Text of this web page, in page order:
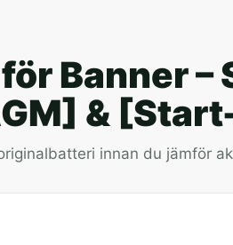
Banner –
&
innan du jämför